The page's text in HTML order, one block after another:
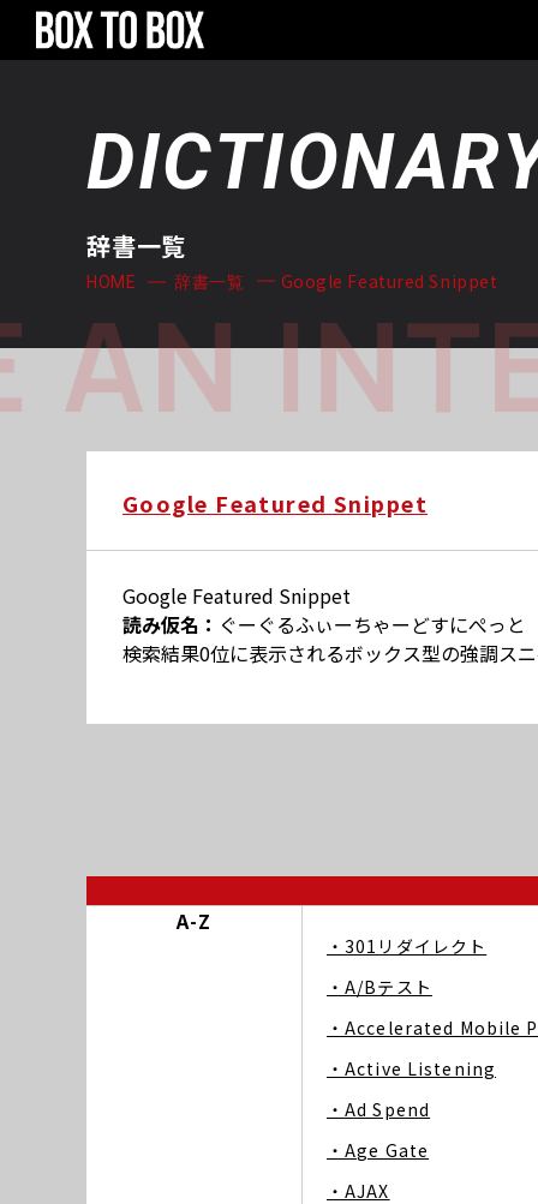
辞書一覧
HOME 辞書一覧 Google Featured Snippet
Google Featured Snippet
Google Featured Snippet
読み仮名： ぐーぐるふぃーちゃーどすにぺっと
検索結果0位に表示されるボックス型の強調ス
A-Z
・301リダイレクト
・A/Bテスト
・Accelerated Mobile
・Active Listening
・Ad Spend
・Age Gate
・AJAX